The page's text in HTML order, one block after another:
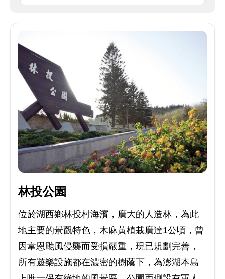
林投公園
位於湖西鄉林投村海濱，廣大的人造林，為此
地主要的景觀特色，木麻黃植栽廣達1公頃，曾
因韋恩颱風侵襲而受損嚴重，現已規劃完善，
所有遊樂設施都在濃密的樹蔭下，為澎湖本島